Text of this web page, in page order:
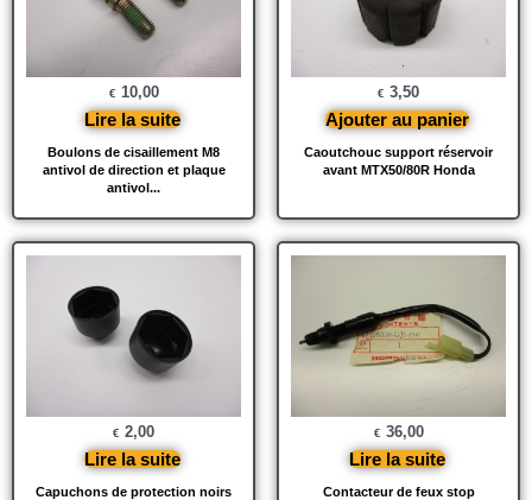
Boulons de cisaillement M8
antivol de direction et plaque
antivol...
€ 10,00
Lire la suite
Caoutchouc support réservoir
avant MTX50/80R Honda
€ 3,50
Ajouter au panier
Capuchons de protection noirs
€ 2,00
Lire la suite
Contacteur de feux stop
€ 36,00
Lire la suite